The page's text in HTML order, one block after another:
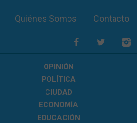
Quiénes Somos Contacto
OPINIÓN
POLÍTICA
CIUDAD
ECONOMÍA
EDUCACIÓN